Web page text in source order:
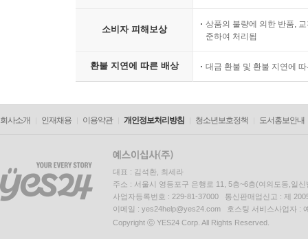
소비자 피해보상
상품의 불량에 의한 반품,
준하여 처리됨
환불 지연에 따른 배상 대금 환불 및 환불 지연에
회사소개 인재채용 이용약관 개인정보처리방침 청소년보호정책 도서홍보안내
대표 : 김석환, 최세라
주소 : 서울시 영등포구 은행로 11, 5층~6층(여의도동,일신
사업자등록번호 : 229-81-37000 통신판매업신고 : 제
이메일 : yes24help@yes24.com 호스팅 서비스사업자 :
Copyright ⓒ YES24 Corp. All Rights Reserved.